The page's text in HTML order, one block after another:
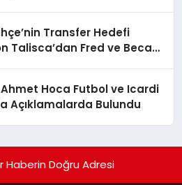
Transfer Hedefi
Talisca’dan Fred ve Becao
Hoca Futbol ve Icardi
Açıklamalarda Bulundu
Haberin Doğru Adresi